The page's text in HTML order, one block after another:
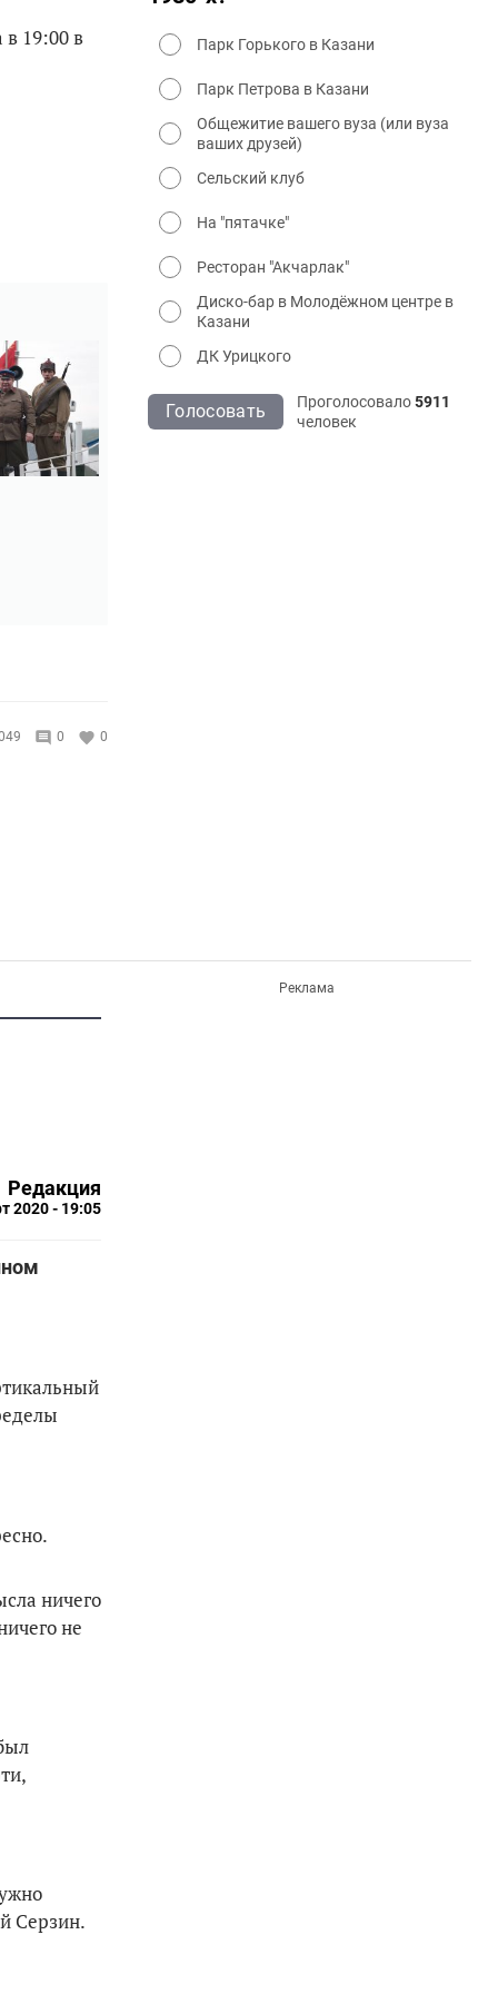
в 19:00 в
0 0
Парк Горького в Казани
Парк Петрова в Казани
Общежитие вашего вуза (или вуза
ваших друзей)
Сельский клуб
На "пятачке"
Ресторан "Акчарлак"
Диско-бар в Молодёжном центре в
Казани
ДК Урицкого
Голосовать Проголосовало5911
человек
Редакция
2020 - 19:05
ничего
не
Серзин.
Реклама